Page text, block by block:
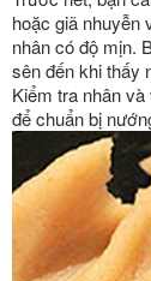
hoặc giã nhuyễn
nhân có độ mịn.
sên đến khi thấy
Kiểm tra nhân
để chuẩn bị